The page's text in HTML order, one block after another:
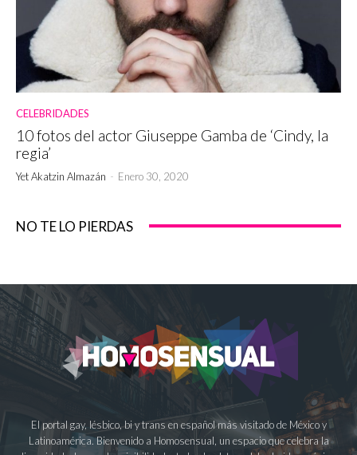
CELEBRIDADES
10 fotos del actor Giuseppe Gamba de ‘Cindy, la
regia’
Yet Akatzin Almazán - Enero 30, 2020
NO TE LO PIERDAS
El portal gay, lésbico, bi y trans en español más visitado de México y
Latinoamérica. Bienvenido a Homosensual, un espacio que celebra la